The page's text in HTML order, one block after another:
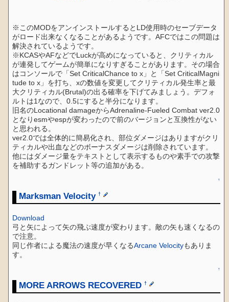
※このMODをアンインストールするとLD使用時のセーブデータ
がロード出来なくなることがあるようです。AFCではこの問題は
解決されているようです。
※KCASやAFなどでLuckが高めになっていると、クリティカル
が連発してゲームが簡単になりすぎることがあります。その場合
はコンソールで「Set CriticalChance to x」と「Set CriticalMagni
tude to x」を打ち、xの数値を変更してクリティカル発生率と最
大クリティカル(Brutal)の出る確率を下げてみましょう。デフォ
ルトは1なので、0.5にすると半分になります。
旧名のLocational damageからAdrenaline-Fueled Combat ver2.0
となりesmやespが変わったので前のバージョンと互換性がない
と思われる。
ver2.0では全体的に簡易化され、部位ダメージはありますがクリ
ティカルや出血などのボーナスダメージは削除されています。
他にはダメージ量をテキストとして表示するものや素手での攻撃
を補助するガンドレット等の追加がある。
↑
Marksman Velocity †
Download
弓と矢によって矢の飛ぶ速度が変わります。敵の矢も速くなるの
で注意。
同じ作者による魔法の速度が早くなるArcane Velocityもありま
す。
↑
MORE ARROWS RECOVERED †